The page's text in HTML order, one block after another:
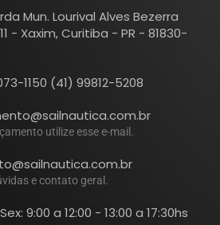
Mun. Lourival Alves Bezerra
- Xaxim, Curitiba - PR - 81830-
1150 (41) 99812-5208
utilize esse e-mail.
e contato geral.
9:00 a 12:00 - 13:00 a 17:30hs